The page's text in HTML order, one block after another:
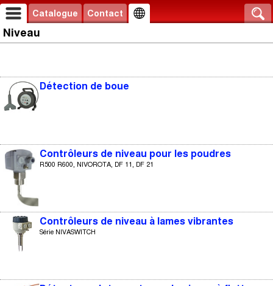
Catalogue Contact
Niveau
Détection de boue
Contrôleurs de niveau pour les poudres
R500 R600, NIVOROTA, DF 11, DF 21
Contrôleurs de niveau à lames vibrantes
Série NIVASWITCH